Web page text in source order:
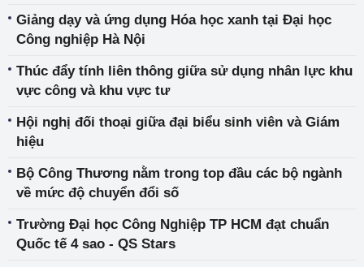
Giảng dạy và ứng dụng Hóa học xanh tại Đại học
Công nghiệp Hà Nội
Thúc đẩy tính liên thông giữa sử dụng nhân lực khu
vực công và khu vực tư
Hội nghị đối thoại giữa đại biểu sinh viên và Giám
hiệu
Bộ Công Thương nằm trong top đầu các bộ ngành
về mức độ chuyển đổi số
Trường Đại học Công Nghiệp TP HCM đạt chuẩn
Quốc tế 4 sao - QS Stars